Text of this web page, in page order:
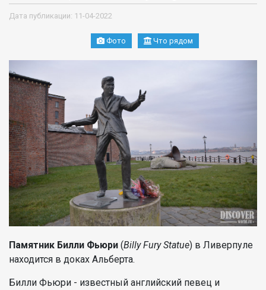
Дата публикации: 11-04-2022
Фото Что рядом
Памятник Билли Фьюри (Billy Fury Statue) в Ливерпуле
находится в доках Альберта.
Билли Фьюри - известный английский певец и